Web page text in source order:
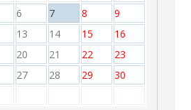
6 7 8
9
13 14 15
16
20 21 22
23
27 28 29
30